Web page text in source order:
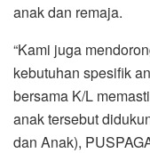
anak dan remaja.
“Kami juga
kebutuhan spesifik
bersama K/L
anak tersebut
dan Anak),